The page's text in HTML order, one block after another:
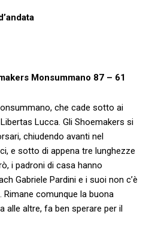
Monsummano 87 – 61
che cade sotto ai
Lucca. Gli Shoemakers si
chiudendo avanti nel
e sotto di appena tre lunghezze
i padroni di casa hanno
Gabriele Pardini e i suoi non c’è
comunque la buona
alle altre, fa ben sperare per il